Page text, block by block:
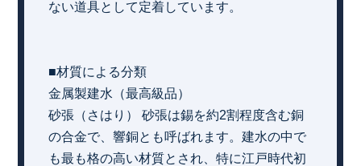
ない道具として定着しています。
■材質による分類
金属製建水（最高級品）
砂張（さはり） 砂張は錫を約2割程度含む銅
の合金で、響銅とも呼ばれます。建水の中で
も最も格の高い材質とされ、特に江戸時代初